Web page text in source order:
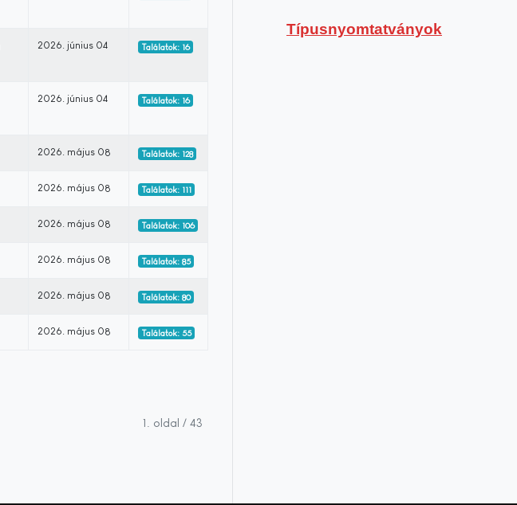
2026. június 04 Találatok: 16
2026. június 04 Találatok: 16
2026. május 08 Találatok: 128
2026. május 08 Találatok: 111
2026. május 08 Találatok: 106
2026. május 08 Találatok: 85
2026. május 08 Találatok: 80
2026. május 08 Találatok: 55
1. oldal / 43
Típusnyomtatványok